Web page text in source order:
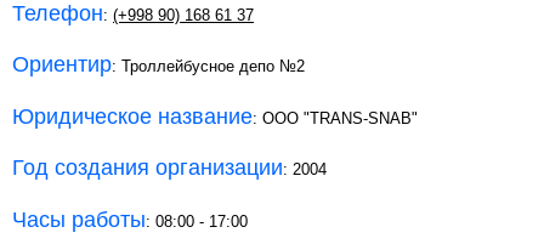
Телефон: (+998 90) 168 61 37
Ориентир: Троллейбусное депо №2
Юридическое название: ООО "TRANS-SNAB"
Год создания организации: 2004
Часы работы: 08:00 - 17:00